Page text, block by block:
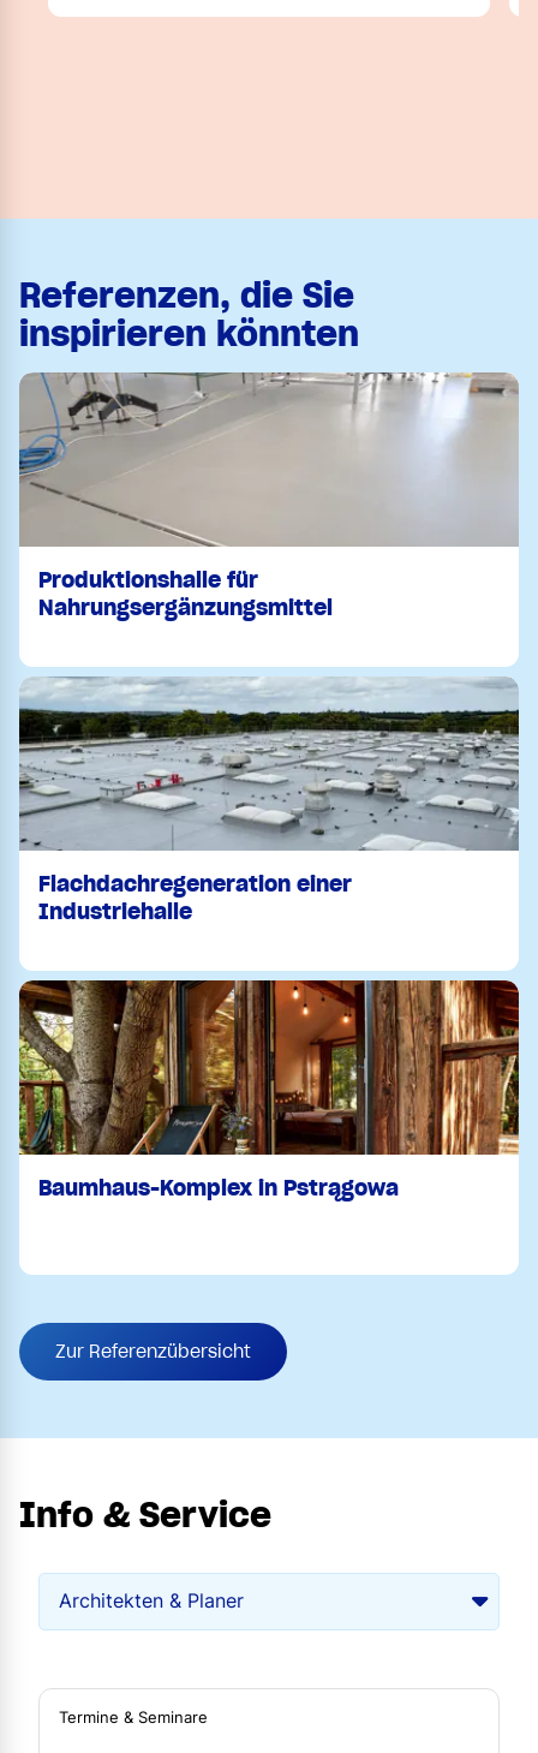
Referenzen, die Sie
inspirieren könnten
Produktionshalle für
Nahrungsergänzungsmittel
Flachdachregeneration einer
Industriehalle
Baumhaus-Komplex in Pstrągowa
Zur Referenzübersicht
Info & Service
Termine & Seminare